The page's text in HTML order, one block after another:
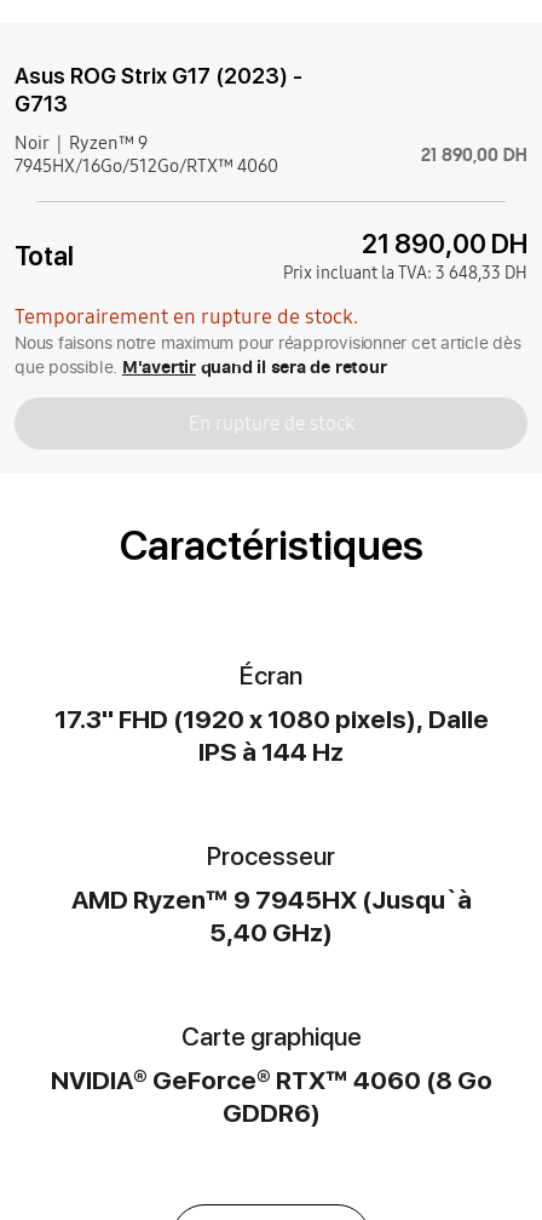
Asus ROG Strix G17 (2023) -
G713
Noir
Ryzen™ 9
7945HX/16Go/512Go/RTX™ 4060
21 890,00 DH
Total 21 890,00 DH
Prix incluant la TVA: 3 648,33 DH
Temporairement en rupture de stock.
Nous faisons notre maximum pour réapprovisionner cet article dès
que possible. M'avertirquand il sera de retour
En rupture de stock
Caractéristiques
Écran
17.3" FHD (1920 x 1080 pixels), Dalle
IPS à 144 Hz
Processeur
AMD Ryzen™ 9 7945HX (Jusqu`à
5,40 GHz)
Carte graphique
NVIDIA® GeForce® RTX™ 4060 (8 Go
GDDR6)